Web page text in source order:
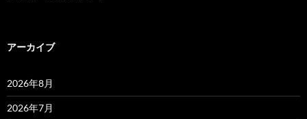
アーカイブ
2026年8月
2026年7月